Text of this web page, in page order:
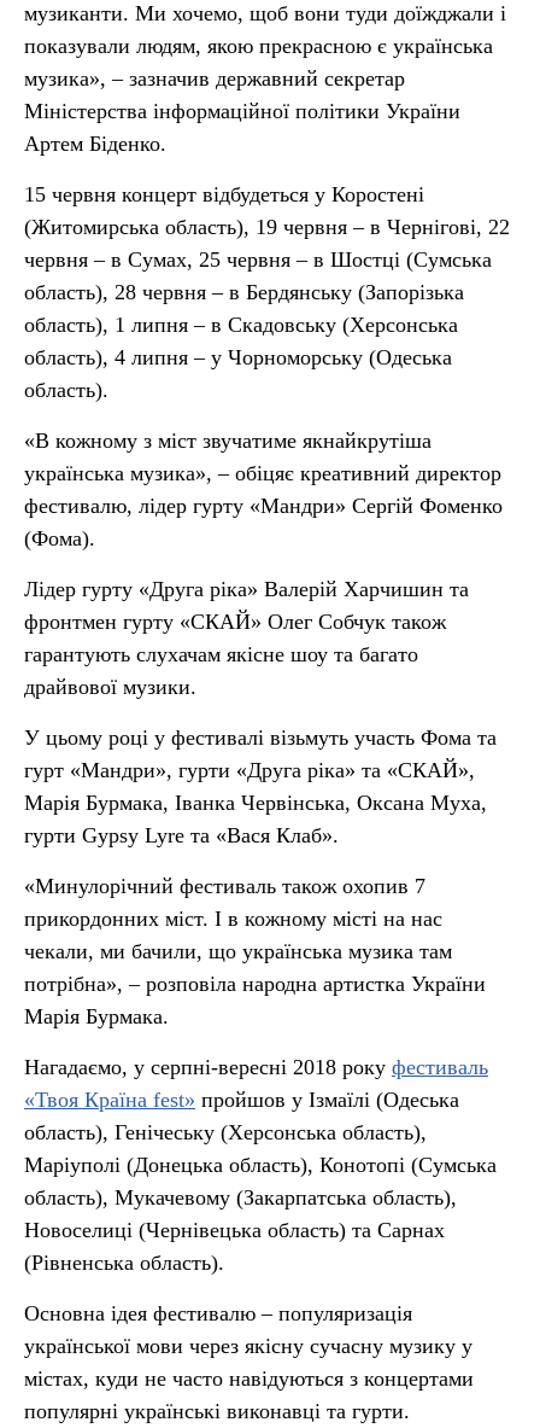
музиканти. Ми хочемо, щоб вони туди доїжджали і
показували людям, якою прекрасною є українська
музика», – зазначив державний секретар
Міністерства інформаційної політики України
Артем Біденко.
15 червня концерт відбудеться у Коростені
(Житомирська область), 19 червня – в Чернігові, 22
червня – в Сумах, 25 червня – в Шостці (Сумська
область), 28 червня – в Бердянську (Запорізька
область), 1 липня – в Скадовську (Херсонська
область), 4 липня – у Чорноморську (Одеська
область).
«В кожному з міст звучатиме якнайкрутіша
українська музика», – обіцяє креативний директор
фестивалю, лідер гурту «Мандри» Сергій Фоменко
(Фома).
Лідер гурту «Друга ріка» Валерій Харчишин та
фронтмен гурту «СКАЙ» Олег Собчук також
гарантують слухачам якісне шоу та багато
драйвової музики.
У цьому році у фестивалі візьмуть участь Фома та
гурт «Мандри», гурти «Друга ріка» та «СКАЙ»,
Марія Бурмака, Іванка Червінська, Оксана Муха,
гурти Gypsy Lyre та «Вася Клаб».
«Минулорічний фестиваль також охопив 7
прикордонних міст. І в кожному місті на нас
чекали, ми бачили, що українська музика там
потрібна», – розповіла народна артистка України
Марія Бурмака.
Нагадаємо, у серпні-вересні 2018 року фестиваль
«Твоя Країна fest» пройшов у Ізмаїлі (Одеська
область), Генічеську (Херсонська область),
Маріуполі (Донецька область), Конотопі (Сумська
область), Мукачевому (Закарпатська область),
Новоселиці (Чернівецька область) та Сарнах
(Рівненська область).
Основна ідея фестивалю – популяризація
української мови через якісну сучасну музику у
містах, куди не часто навідуються з концертами
популярні українські виконавці та гурти.